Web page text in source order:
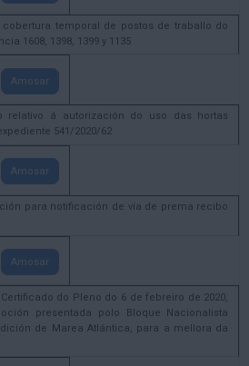
cobertura temporal de postos de traballo do
1608, 1398, 1399 y 1135
Amosar
relativo á autorización do uso das hortas
541/2020/62
Amosar
para notificación de vía de prema recibo
Amosar
Certificado do Pleno do 6 de febreiro de 2020,
presentada polo Bloque Nacionalista
de Marea Atlántica, para a mellora da